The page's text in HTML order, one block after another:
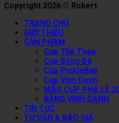
Copyright 2026 © Robert
TRANG CHỦ
GIỚI THIỆU
SẢN PHẨM
Cup Thể Thao
Cup Bóng Đá
Cúp PickleBall
Cup Vinh Danh
MẪU CUP PHA LÊ
BẢNG VINH DANH
TIN TỨC
TƯ VẤN & BÁO GIÁ